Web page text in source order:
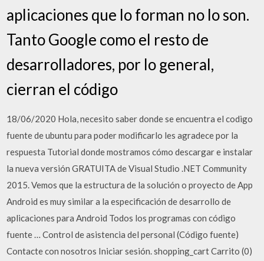
aplicaciones que lo forman no lo son.
Tanto Google como el resto de
desarrolladores, por lo general,
cierran el código
18/06/2020 Hola, necesito saber donde se encuentra el codigo
fuente de ubuntu para poder modificarlo les agradece por la
respuesta Tutorial donde mostramos cómo descargar e instalar
la nueva versión GRATUITA de Visual Studio .NET Community
2015. Vemos que la estructura de la solución o proyecto de App
Android es muy similar a la especificación de desarrollo de
aplicaciones para Android Todos los programas con código
fuente … Control de asistencia del personal (Código fuente)
Contacte con nosotros Iniciar sesión. shopping_cart Carrito (0)